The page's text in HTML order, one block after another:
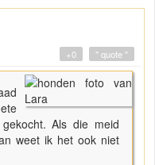
" quote "
+0
Als die meid
weet ik het ook niet